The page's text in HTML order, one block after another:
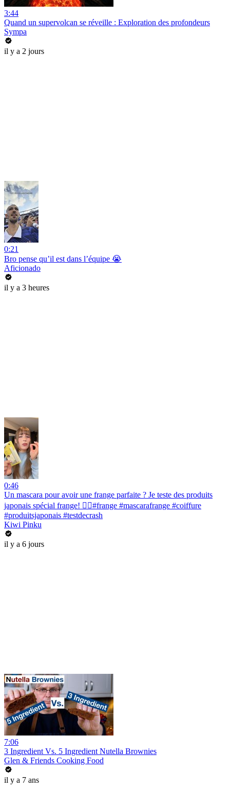
3:44
Quand un supervolcan se réveille : Exploration des profondeurs
Sympa
il y a 2 jours
0:21
Bro pense qu’il est dans l’équipe 😭
Aficionado
il y a 3 heures
0:46
Un mascara pour avoir une frange parfaite ? Je teste des produits
japonais spécial frange! 💇‍♀️#frange #mascarafrange #coiffure
#produitsjaponais #testdecrash
Kiwi Pinku
il y a 6 jours
7:06
3 Ingredient Vs. 5 Ingredient Nutella Brownies
Glen & Friends Cooking Food
il y a 7 ans